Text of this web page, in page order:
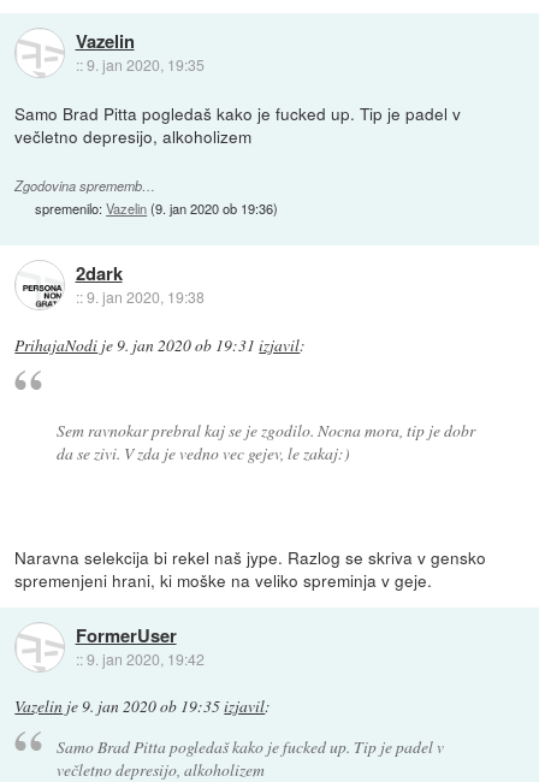
Vazelin
::9. jan 2020, 19:35
Samo Brad Pitta pogledaš kako je fucked up. Tip je padel v
večletno depresijo, alkoholizem
Zgodovina sprememb…
spremenilo:Vazelin(9. jan 2020 ob 19:36)
2dark
::9. jan 2020, 19:38
PrihajaNodi je9. jan 2020 ob 19:31 izjavil:
Sem ravnokar prebral kaj se je zgodilo. Nocna mora, tip je dobr
da se zivi. V zda je vedno vec gejev, le zakaj:)
Naravna selekcija bi rekel naš jype. Razlog se skriva v gensko
spremenjeni hrani, ki moške na veliko spreminja v geje.
FormerUser
::9. jan 2020, 19:42
Vazelin je9. jan 2020 ob 19:35izjavil:
Samo Brad Pitta pogledaš kako je fucked up. Tip je padel v
večletno depresijo, alkoholizem